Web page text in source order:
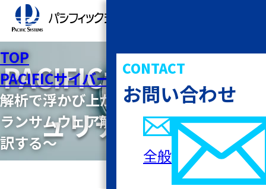
CONTACT
お問い合わせ
全般
PACIFICサイバーセキ
ュリティ研究所
TOP
PACIFICサイバーセキュリティ研究所
解析で浮かび上がる 脅威の輪郭 ～
ランサムウェア解析を企業防御に翻
訳する～